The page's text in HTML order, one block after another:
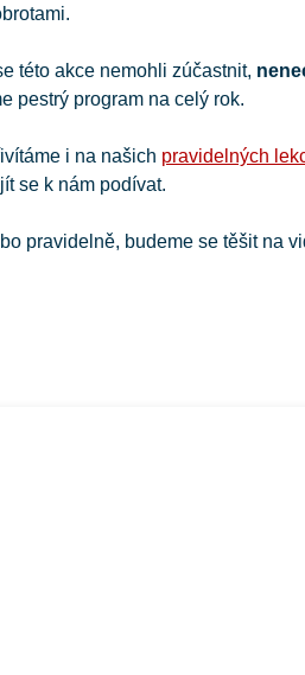
této akce nemohli zúčastnit,
pestrý program na celý rok.
i na našich pravidelných
se k nám podívat.
pravidelně, budeme se těšit na